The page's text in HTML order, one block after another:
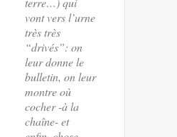
vont vers l’urne
très très
“drivés”: on
leur donne le
bulletin, on leur
montre où
cocher -à la
chaîne- et